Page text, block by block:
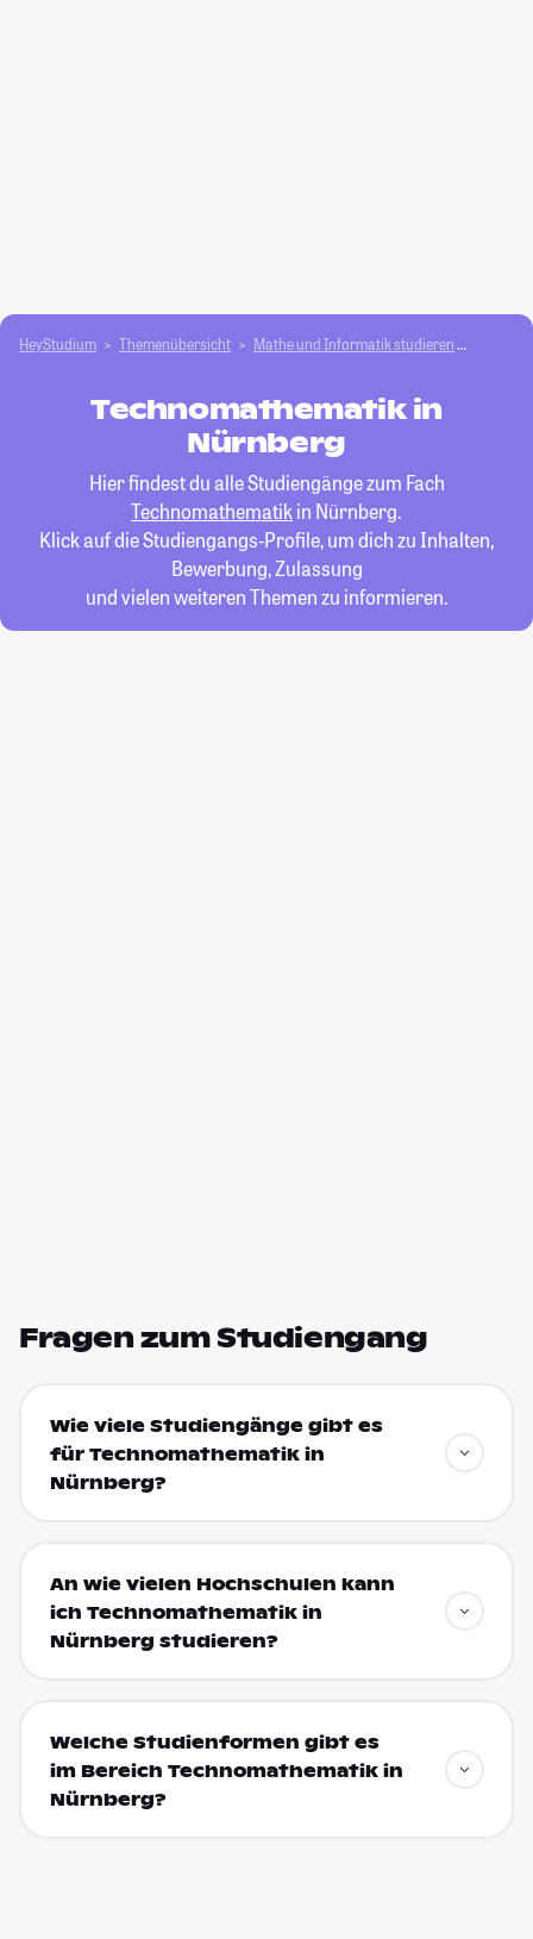
HeyStudium Themenübersicht Mathe und Informatik studieren
Technomathematik in
Nürnberg
Hier findest du alle Studiengänge zum Fach
Technomathematikin Nürnberg.
Klick auf die Studiengangs-Profile, um dich zu Inhalten,
Bewerbung, Zulassung
und vielen weiteren Themen zu informieren.
Fragen zum Studiengang
Wie viele Studiengänge gibt es
für Technomathematik in
Nürnberg?
An wie vielen Hochschulen kann
ich Technomathematik in
Nürnberg studieren?
Welche Studienformen gibt es
im Bereich Technomathematik in
Nürnberg?